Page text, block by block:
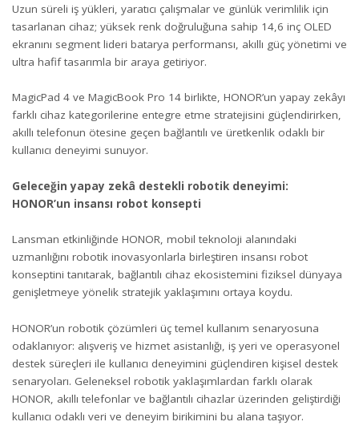
Uzun süreli iş yükleri, yaratıcı çalışmalar ve günlük verimlilik için
tasarlanan cihaz; yüksek renk doğruluğuna sahip 14,6 inç OLED
ekranını segment lideri batarya performansı, akıllı güç yönetimi ve
ultra hafif tasarımla bir araya getiriyor.
MagicPad 4 ve MagicBook Pro 14 birlikte, HONOR’un yapay zekâyı
farklı cihaz kategorilerine entegre etme stratejisini güçlendirirken,
akıllı telefonun ötesine geçen bağlantılı ve üretkenlik odaklı bir
kullanıcı deneyimi sunuyor.
Geleceğin yapay zekâ destekli robotik deneyimi:
HONOR’un insansı robot konsepti
Lansman etkinliğinde HONOR, mobil teknoloji alanındaki
uzmanlığını robotik inovasyonlarla birleştiren insansı robot
konseptini tanıtarak, bağlantılı cihaz ekosistemini fiziksel dünyaya
genişletmeye yönelik stratejik yaklaşımını ortaya koydu.
HONOR’un robotik çözümleri üç temel kullanım senaryosuna
odaklanıyor: alışveriş ve hizmet asistanlığı, iş yeri ve operasyonel
destek süreçleri ile kullanıcı deneyimini güçlendiren kişisel destek
senaryoları. Geleneksel robotik yaklaşımlardan farklı olarak
HONOR, akıllı telefonlar ve bağlantılı cihazlar üzerinden geliştirdiği
kullanıcı odaklı veri ve deneyim birikimini bu alana taşıyor.